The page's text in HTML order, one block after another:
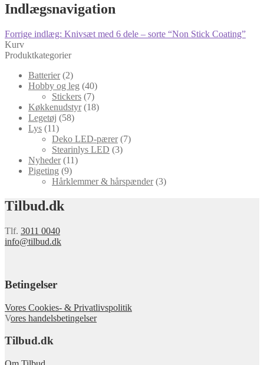
Indlægsnavigation
Forrige indlæg: Knivsæt med 6 dele – sorte “Non Stick Coating”
Kurv
Produktkategorier
Batterier (2)
Hobby og leg (40)
Stickers (7)
Køkkenudstyr (18)
Legetøj (58)
Lys (11)
Deko LED-pærer (7)
Stearinlys LED (3)
Nyheder (11)
Pigeting (9)
Hårklemmer & hårspænder (3)
Tilbud.dk
Tlf. 3011 0040
info@tilbud.dk
Betingelser
Vores Cookies- & Privatlivspolitik
Vores handelsbetingelser
Tilbud.dk